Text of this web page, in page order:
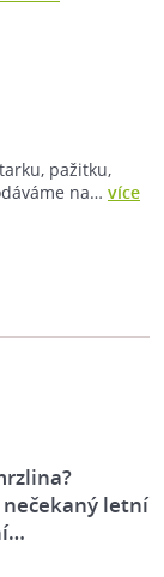
pažitku,
na… více
letní